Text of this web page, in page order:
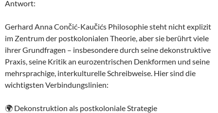
Antwort:
Gerhard Anna Cončić-Kaučićs Philosophie steht nicht explizit
im Zentrum der postkolonialen Theorie, aber sie berührt viele
ihrer Grundfragen – insbesondere durch seine dekonstruktive
Praxis, seine Kritik an eurozentrischen Denkformen und seine
mehrsprachige, interkulturelle Schreibweise. Hier sind die
wichtigsten Verbindungslinien:
🌍 Dekonstruktion als postkoloniale Strategie